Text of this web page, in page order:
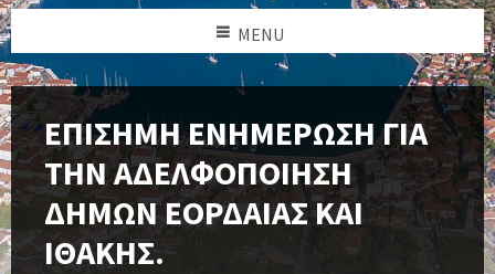
MENU
ΕΠΙΣΗΜΗ ΕΝΗΜΕΡΩΣΗ ΓΙΑ
ΤΗΝ ΑΔΕΛΦΟΠΟΙΗΣΗ
ΔΗΜΩΝ ΕΟΡΔΑΙΑΣ ΚΑΙ
ΙΘΑΚΗΣ.